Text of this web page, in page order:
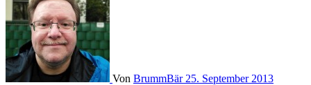
Von BrummBär 25. September 2013